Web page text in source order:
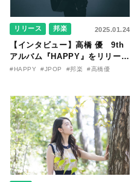
リリース 邦楽 2025.01.24
【インタビュー】高橋 優 9th
アルバム『HAPPY』をリリー
ス。さまざまな形で届けられる
#HAPPY #JPOP #邦楽 #高橋優